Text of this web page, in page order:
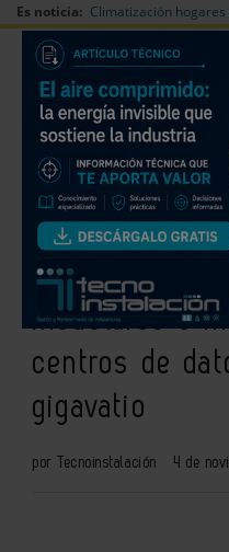
Es noticia: Climatización
Redes Sociales
LG
para
modulares e
centros de
gigavatio
por Tecnoinstalación 4 de